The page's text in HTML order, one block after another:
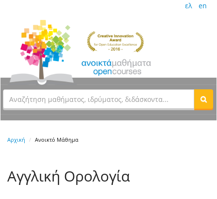
ελ en
Αρχική Ανοικτό Μάθημα
Αγγλική Ορολογία